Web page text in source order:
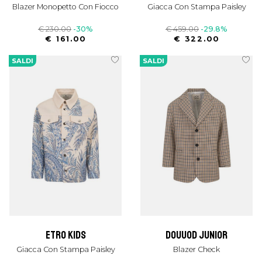
Blazer Monopetto Con Fiocco
€ 230.00 -30%
€ 161.00
Giacca Con Stampa Paisley
€ 459.00 -29.8%
€ 322.00
SALDI
etro kids
Giacca Con Stampa Paisley
SALDI
douuod junior
Blazer Check